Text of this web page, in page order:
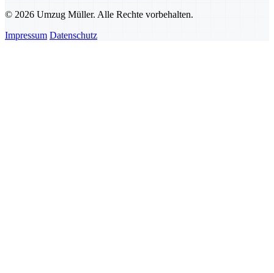
© 2026 Umzug Müller. Alle Rechte vorbehalten.
Impressum Datenschutz